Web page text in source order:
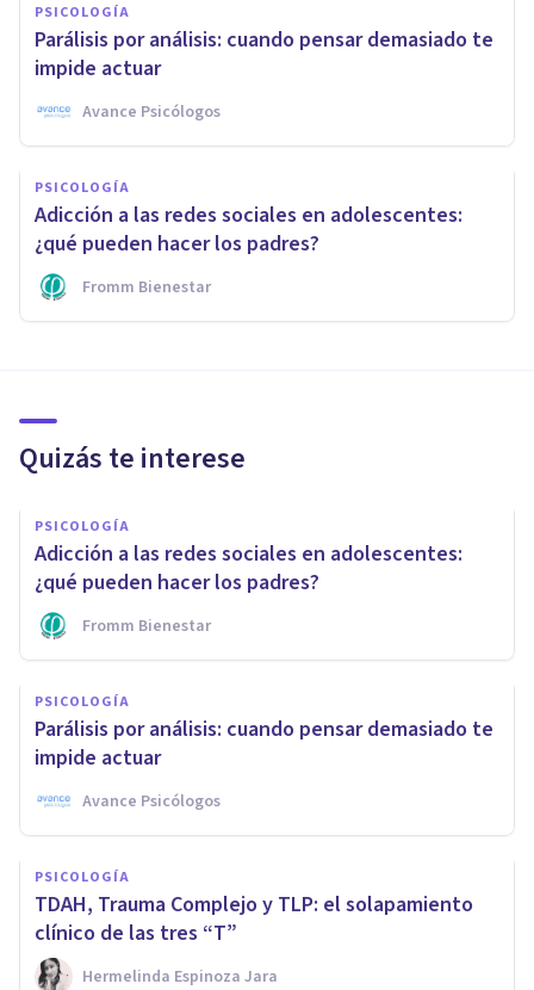
PSICOLOGÍA
Parálisis por análisis: cuando pensar demasiado te
impide actuar
Avance Psicólogos
PSICOLOGÍA
Adicción a las redes sociales en adolescentes:
¿qué pueden hacer los padres?
Fromm Bienestar
Quizás te interese
PSICOLOGÍA
Adicción a las redes sociales en adolescentes:
¿qué pueden hacer los padres?
Fromm Bienestar
PSICOLOGÍA
Parálisis por análisis: cuando pensar demasiado te
impide actuar
Avance Psicólogos
PSICOLOGÍA
TDAH, Trauma Complejo y TLP: el solapamiento
clínico de las tres “T”
Hermelinda Espinoza Jara